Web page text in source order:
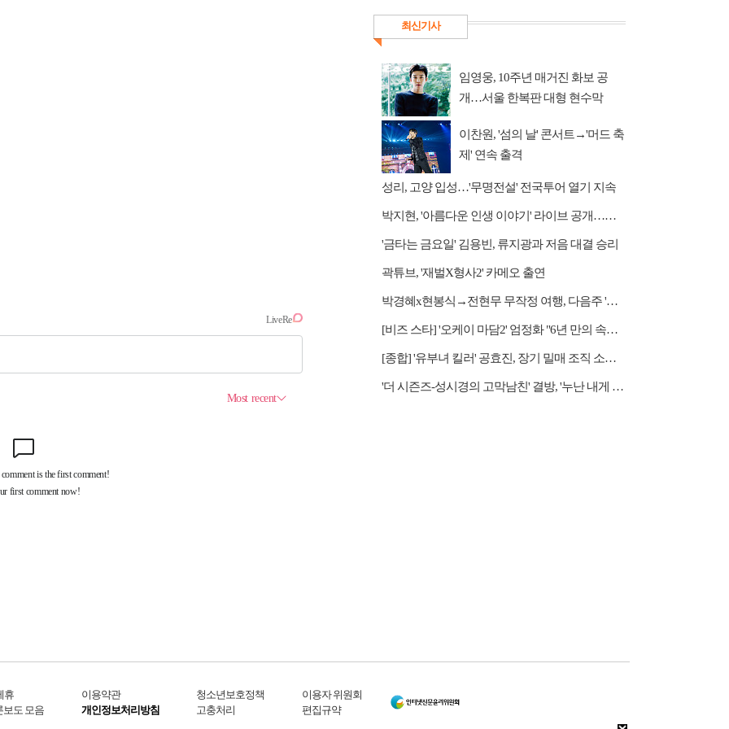
최신기사
임영웅, 10주년 매거진 화보 공
개…서울 한복판 대형 현수막
이찬원, '섬의 날' 콘서트→'머드 축
제' 연속 출격
성리, 고양 입성…'무명전설' 전국투어 열기 지속
박지현, '아름다운 인생 이야기' 라이브 공개…감성 보컬 전달
'금타는 금요일' 김용빈, 류지광과 저음 대결 승리
곽튜브, '재벌X형사2' 카메오 출연
박경혜x현봉식→전현무 무작정 여행, 다음주 '나 혼자 산다' 예고
[비즈 스타] '오케이 마담2' 엄정화 "6년 만의 속편 제작, 하늘의 뜻"(인터뷰)
[종합] '유부녀 킬러' 공효진, 장기 밀매 조직 소탕…4화 정체 발각 위기 예고
'더 시즌즈-성시경의 고막남친' 결방, '누난 내게 여자야2' 커플 스토리 편성
휴
보도 모음
이용약관
개인정보처리방침
청소년보호정책
고충처리
이용자 위원회
편집규약